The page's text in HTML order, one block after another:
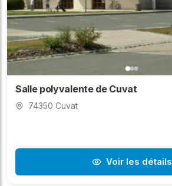
Salle polyvalente de Cuvat
74350 Cuvat
Voir les détails